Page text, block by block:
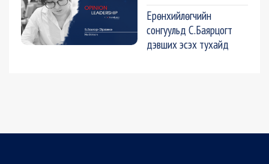
Ерөнхийлөгчийн
сонгуульд С.Баярцогт
дэвших эсэх тухайд